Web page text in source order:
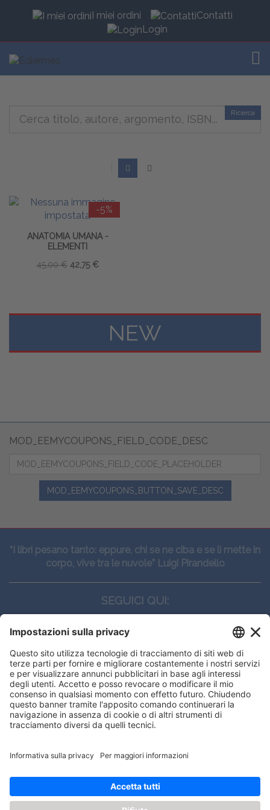
I miei ordini
Contatti
Login
Ricerca
-5%
ANATOMIA UMANA -
ELEMENTI
45,00 € 42,75 €
NEW
MOD_EEMYCOUPONS_FIELD_CODE_DESC
MOD_EEMYCOUPONS_BUTTON_SAVE_DESC
“I libri pesano tanto: eppure, chi se ne ciba e se li mette in
corpo, vive tra le nuvole” Luigi Pirandello
SEGUICI QUI:
CONTATTI
Edi.Ermes srl
Viale E. Forlanini, 21 - 20134, Milano
(+39)027021121
E-mail:eeinfo@eenet.it
ORARI
Lunedì — Giovedì: - 08:30 - 13:00 – 14:00 - 17:30
Venerdì: - 08:30 - 13:00 – 14:00 - 16:00